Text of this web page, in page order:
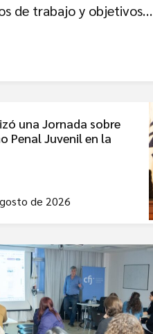
de trabajo y objetivos…
una Jornada sobre
Penal Juvenil en la
de 2026